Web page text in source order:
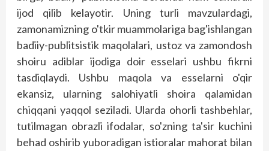
ijod qilib kelayotir. Uning turli mavzulardagi,
zamonamizning o'tkir muammolariga bag'ishlangan
badiiy-publitsistik maqolalari, ustoz va zamondosh
shoiru adiblar ijodiga doir esselari ushbu fikrni
tasdiqlaydi. Ushbu maqola va esselarni o'qir
ekansiz, ularning salohiyatli shoira qalamidan
chiqqani yaqqol seziladi. Ularda ohorli tashbehlar,
tutilmagan obrazli ifodalar, so'zning ta'sir kuchini
behad oshirib yuboradigan istioralar mahorat bilan